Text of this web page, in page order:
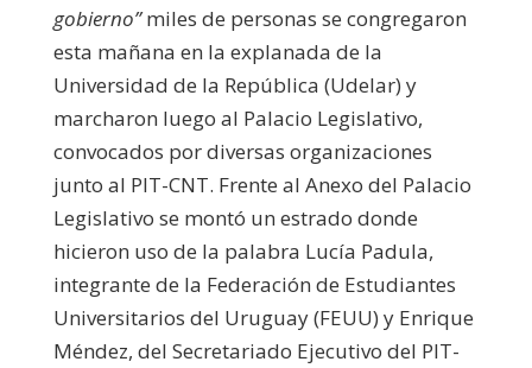
gobierno”miles de personas se congregaron
esta mañana en la explanada de la
Universidad de la República (Udelar) y
marcharon luego al Palacio Legislativo,
convocados por diversas organizaciones
junto al PIT-CNT. Frente al Anexo del Palacio
Legislativo se montó un estrado donde
hicieron uso de la palabra Lucía Padula,
integrante de la Federación de Estudiantes
Universitarios del Uruguay (FEUU) y Enrique
Méndez, del Secretariado Ejecutivo del PIT-